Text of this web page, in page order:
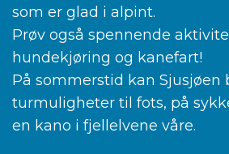
som er glad i alpint.
Prøv også spennende
hundekjøring og kanefart!
På sommerstid kan Sjusjøen
turmuligheter til fots, på
en kano i fjellelvene våre.